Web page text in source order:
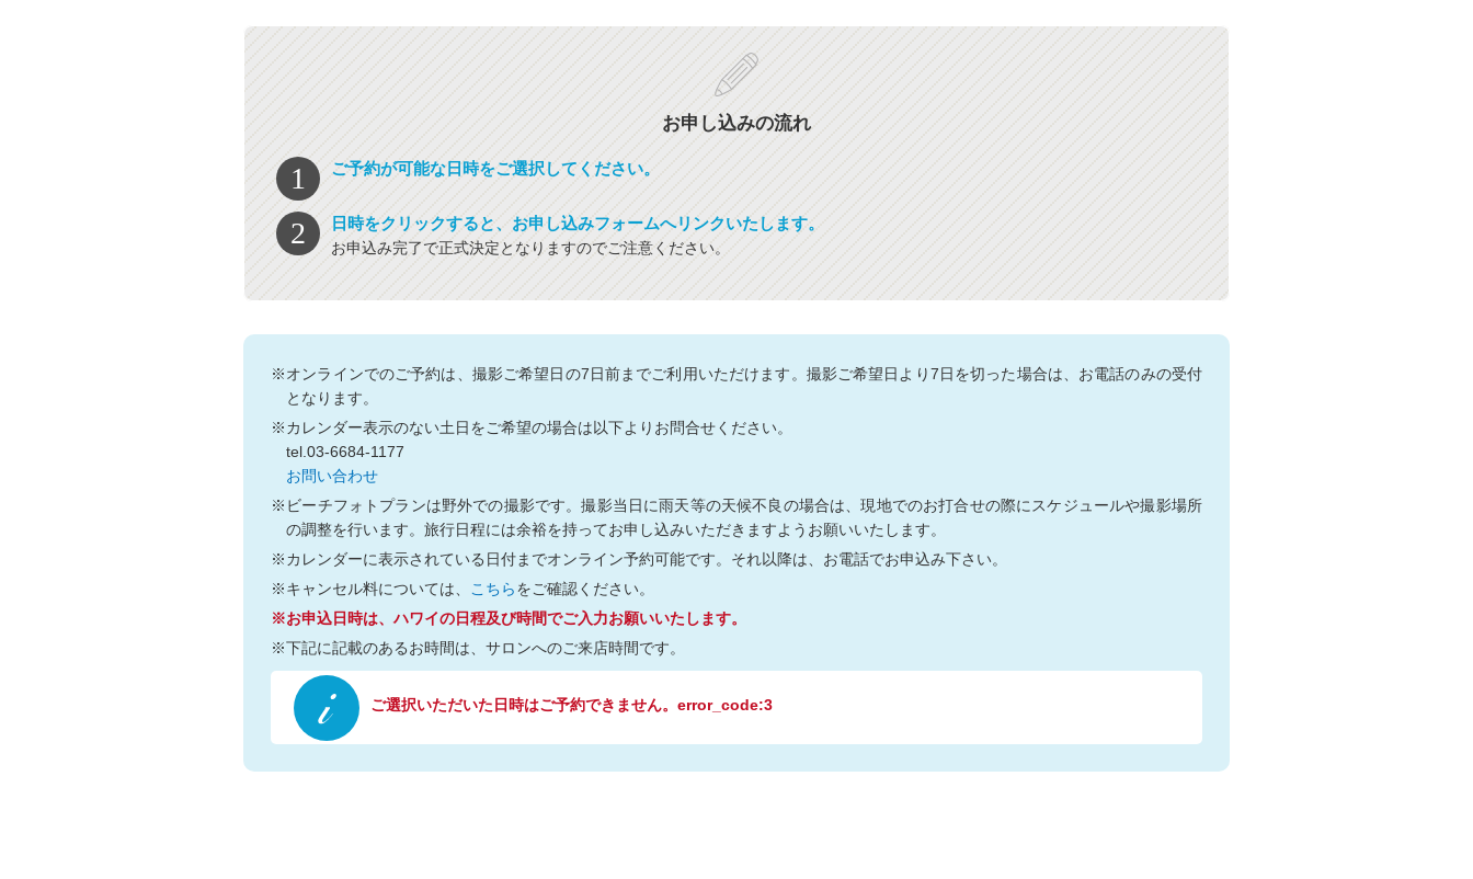
お申し込みの流れ
ご予約が可能な日時をご選択してください。
日時をクリックすると、お申し込みフォームへリンクいたします。
お申込み完了で正式決定となりますのでご注意ください。
※オンラインでのご予約は、撮影ご希望日の7日前までご利用いただけます。撮影ご希望日より7日を切った場合は、お電話のみの受付
となります。
※カレンダー表示のない土日をご希望の場合は以下よりお問合せください。
tel.03-6684-1177
お問い合わせ
※ビーチフォトプランは野外での撮影です。撮影当日に雨天等の天候不良の場合は、現地でのお打合せの際にスケジュールや撮影場所
の調整を行います。旅行日程には余裕を持ってお申し込みいただきますようお願いいたします。
※カレンダーに表示されている日付までオンライン予約可能です。それ以降は、お電話でお申込み下さい。
※キャンセル料については、
こちらをご確認ください。
※お申込日時は、ハワイの日程及び時間でご入力お願いいたします。
※下記に記載のあるお時間は、サロンへのご来店時間です。
ご選択いただいた日時はご予約できません。error_code:3